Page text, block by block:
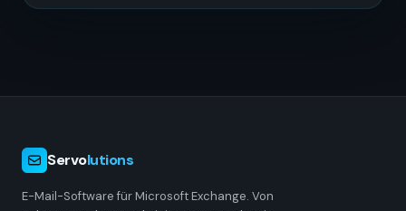
Servolutions
E-Mail-Software für Microsoft Exchange. Von